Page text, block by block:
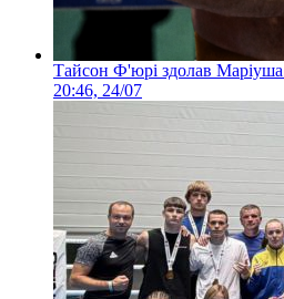
Тайсон Ф'юрі здолав Маріуша
20:46, 24/07